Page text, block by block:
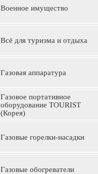
Военное имущество
Всё для туризма и отдыха
Газовая аппаратура
Газовое портативное
оборудование TOURIST
(Корея)
Газовые горелки-насадки
Газовые обогреватели